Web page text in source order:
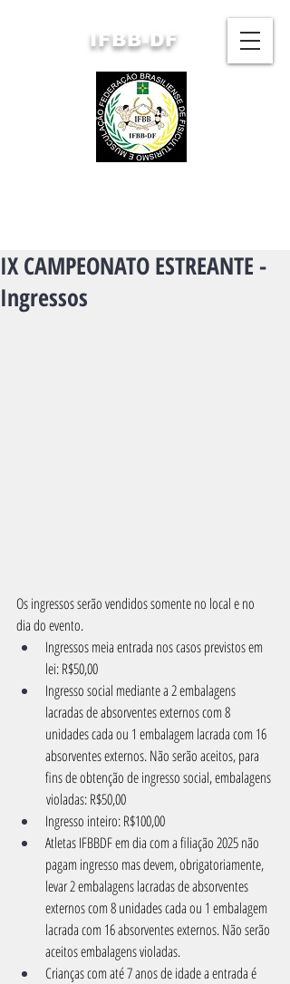
IFBB-DF
IX CAMPEONATO ESTREANTE -
Ingressos
Os ingressos serão vendidos somente no local e no
dia do evento.
Ingressos meia entrada nos casos previstos em
lei: R$50,00
Ingresso social mediante a 2 embalagens
lacradas de absorventes externos com 8
unidades cada ou 1 embalagem lacrada com 16
absorventes externos. Não serão aceitos, para
fins de obtenção de ingresso social, embalagens
           violadas: R$50,00
Ingresso inteiro: R$100,00
Atletas IFBBDF em dia com a filiação 2025 não
pagam ingresso mas devem, obrigatoriamente,
levar 2 embalagens lacradas de absorventes
externos com 8 unidades cada ou 1 embalagem
lacrada com 16 absorventes externos. Não serão
aceitos embalagens violadas.
Crianças com até 7 anos de idade a entrada é